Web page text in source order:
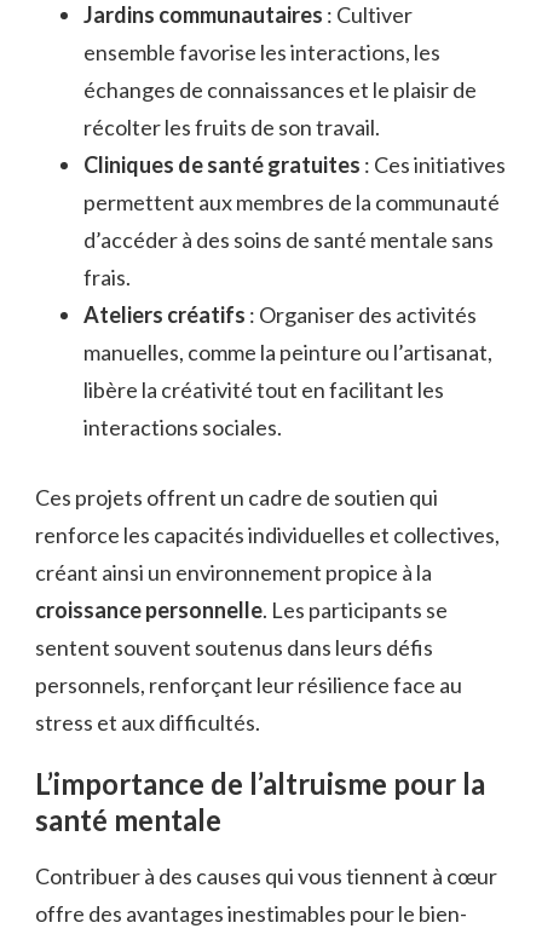
Jardins communautaires : Cultiver
ensemble favorise les interactions, les
échanges de connaissances et le plaisir de
récolter les fruits de son travail.
Cliniques de santé gratuites : Ces initiatives
permettent aux membres de la communauté
d’accéder à des soins de santé mentale sans
frais.
Ateliers créatifs : Organiser des activités
manuelles, comme la peinture ou l’artisanat,
libère la créativité tout en facilitant les
interactions sociales.
Ces projets offrent un cadre de soutien qui
renforce les capacités individuelles et collectives,
créant ainsi un environnement propice à la
croissance personnelle. Les participants se
sentent souvent soutenus dans leurs défis
personnels, renforçant leur résilience face au
stress et aux difficultés.
L’importance de l’altruisme pour la
santé mentale
Contribuer à des causes qui vous tiennent à cœur
offre des avantages inestimables pour le bien-